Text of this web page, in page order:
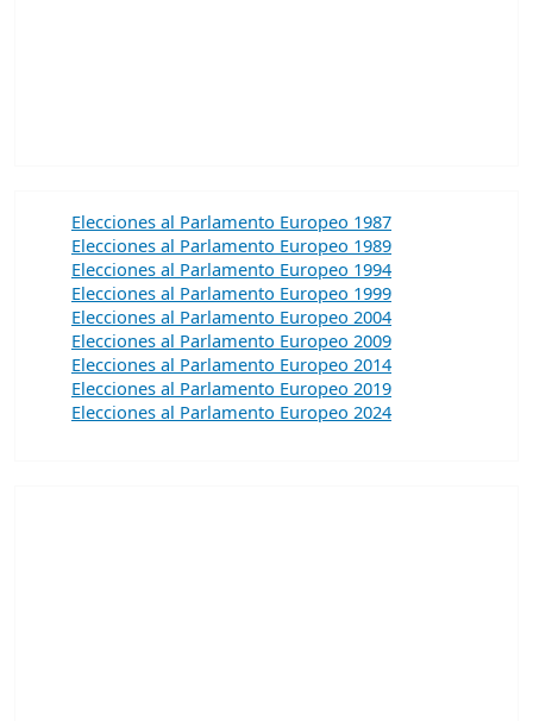
Elecciones al Parlamento Europeo 1987
Elecciones al Parlamento Europeo 1989
Elecciones al Parlamento Europeo 1994
Elecciones al Parlamento Europeo 1999
Elecciones al Parlamento Europeo 2004
Elecciones al Parlamento Europeo 2009
Elecciones al Parlamento Europeo 2014
Elecciones al Parlamento Europeo 2019
Elecciones al Parlamento Europeo 2024